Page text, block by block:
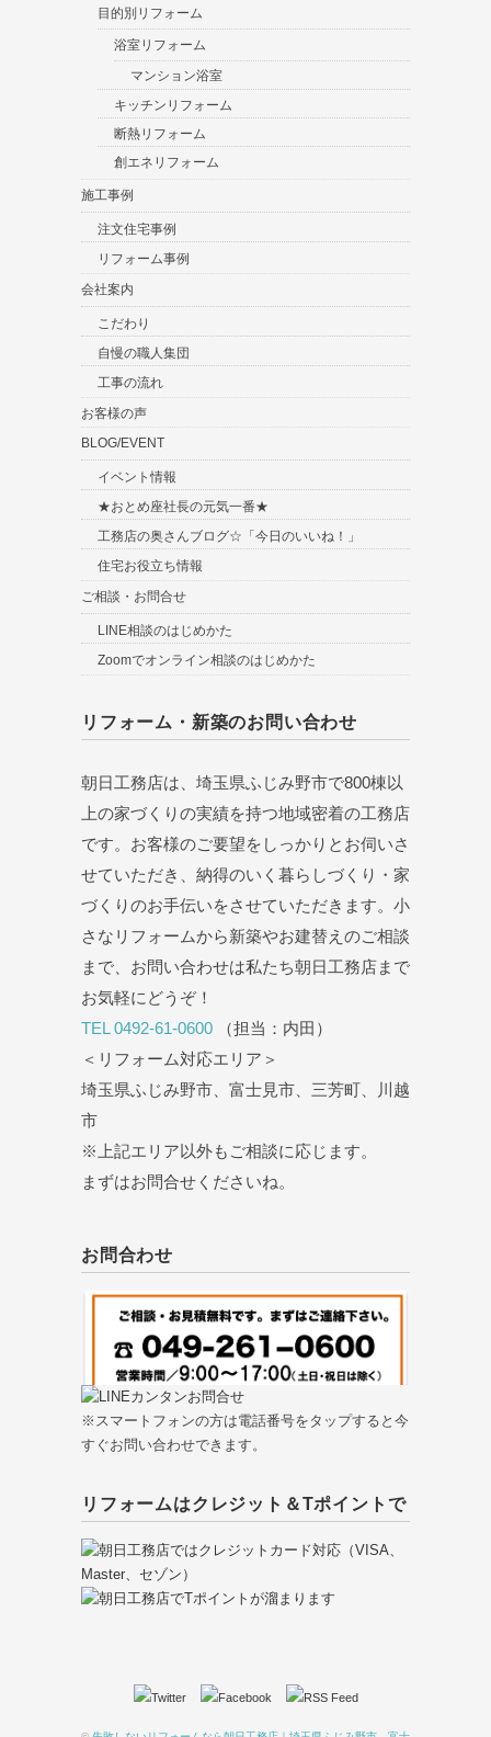
目的別リフォーム
浴室リフォーム
マンション浴室
キッチンリフォーム
断熱リフォーム
創エネリフォーム
施工事例
注文住宅事例
リフォーム事例
会社案内
こだわり
自慢の職人集団
工事の流れ
お客様の声
BLOG/EVENT
イベント情報
★おとめ座社長の元気一番★
工務店の奥さんブログ☆「今日のいいね！」
住宅お役立ち情報
ご相談・お問合せ
LINE相談のはじめかた
Zoomでオンライン相談のはじめかた
リフォーム・新築のお問い合わせ
朝日工務店は、埼玉県ふじみ野市で800棟以
上の家づくりの実績を持つ地域密着の工務店
です。お客様のご要望をしっかりとお伺いさ
せていただき、納得のいく暮らしづくり・家
づくりのお手伝いをさせていただきます。小
さなリフォームから新築やお建替えのご相談
まで、お問い合わせは私たち朝日工務店まで
お気軽にどうぞ！
TEL 0492-61-0600 （担当：内田）
＜リフォーム対応エリア＞
埼玉県ふじみ野市、富士見市、三芳町、川越
市
※上記エリア以外もご相談に応じます。
まずはお問合せくださいね。
お問合わせ
※スマートフォンの方は電話番号をタップすると今
すぐお問い合わせできます。
リフォームはクレジット＆Tポイントで